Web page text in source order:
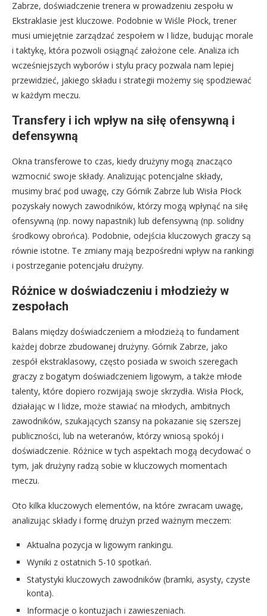
Zabrze, doświadczenie trenera w prowadzeniu zespołu w
Ekstraklasie jest kluczowe. Podobnie w Wiśle Płock, trener
musi umiejętnie zarządzać zespołem w I lidze, budując morale
i taktykę, która pozwoli osiągnąć założone cele. Analiza ich
wcześniejszych wyborów i stylu pracy pozwala nam lepiej
przewidzieć, jakiego składu i strategii możemy się spodziewać
w każdym meczu.
Transfery i ich wpływ na siłę ofensywną i
defensywną
Okna transferowe to czas, kiedy drużyny mogą znacząco
wzmocnić swoje składy. Analizując potencjalne składy,
musimy brać pod uwagę, czy Górnik Zabrze lub Wisła Płock
pozyskały nowych zawodników, którzy mogą wpłynąć na siłę
ofensywną (np. nowy napastnik) lub defensywną (np. solidny
środkowy obrońca). Podobnie, odejścia kluczowych graczy są
równie istotne. Te zmiany mają bezpośredni wpływ na rankingi
i postrzeganie potencjału drużyny.
Różnice w doświadczeniu i młodzieży w
zespołach
Balans między doświadczeniem a młodzieżą to fundament
każdej dobrze zbudowanej drużyny. Górnik Zabrze, jako
zespół ekstraklasowy, często posiada w swoich szeregach
graczy z bogatym doświadczeniem ligowym, a także młode
talenty, które dopiero rozwijają swoje skrzydła. Wisła Płock,
działając w I lidze, może stawiać na młodych, ambitnych
zawodników, szukających szansy na pokazanie się szerszej
publiczności, lub na weteranów, którzy wniosą spokój i
doświadczenie. Różnice w tych aspektach mogą decydować o
tym, jak drużyny radzą sobie w kluczowych momentach
meczu.
Oto kilka kluczowych elementów, na które zwracam uwagę,
analizując składy i formę drużyn przed ważnym meczem:
Aktualna pozycja w ligowym rankingu.
Wyniki z ostatnich 5-10 spotkań.
Statystyki kluczowych zawodników (bramki, asysty, czyste
konta).
Informacje o kontuzjach i zawieszeniach.